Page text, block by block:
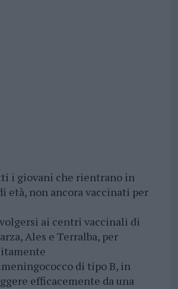
i giovani che rientrano in
età, non ancora vaccinati per
ai centri vaccinali di
Ales e Terralba, per
di tipo B, in
efficacemente da una